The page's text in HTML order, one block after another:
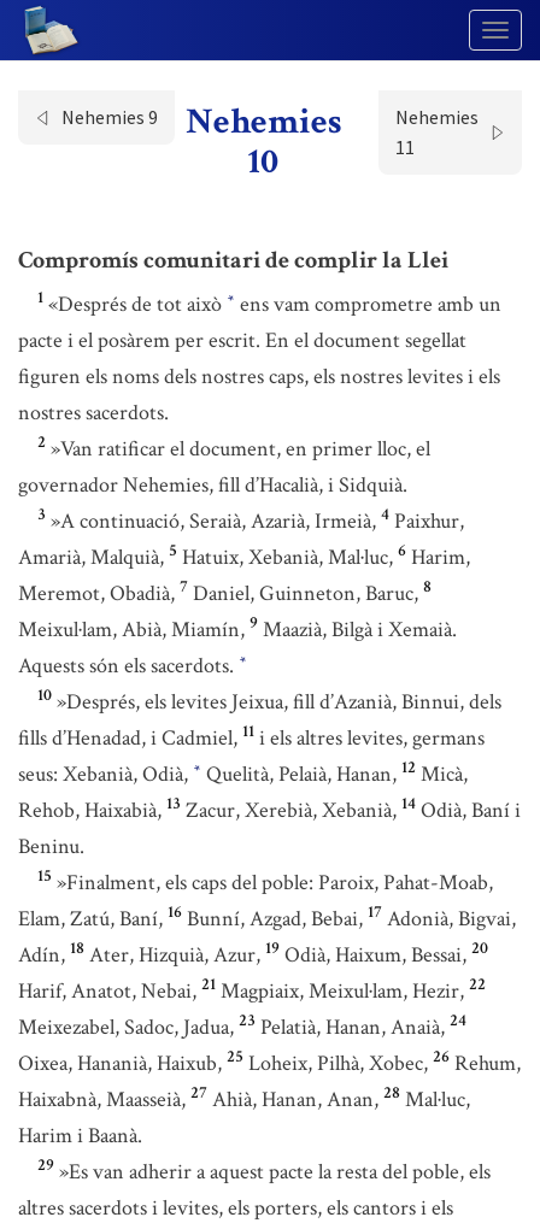
Nehemies 9
Nehemies
10
Nehemies
11
Compromís comunitari de complir la Llei
1 «Després de tot això * ens vam comprometre amb un
pacte i el posàrem per escrit. En el document segellat
figuren els noms dels nostres caps, els nostres levites i els
nostres sacerdots.
2 »Van ratificar el document, en primer lloc, el
governador Nehemies, fill d’Hacalià, i Sidquià.
3 »A continuació, Seraià, Azarià, Irmeià, 4 Paixhur,
Amarià, Malquià, 5 Hatuix, Xebanià, Mal·luc, 6 Harim,
Meremot, Obadià, 7 Daniel, Guinneton, Baruc, 8
Meixul·lam, Abià, Miamín, 9 Maazià, Bilgà i Xemaià.
Aquests són els sacerdots. *
10 »Després, els levites Jeixua, fill d’Azanià, Binnui, dels
fills d’Henadad, i Cadmiel, 11 i els altres levites, germans
seus: Xebanià, Odià, * Quelità, Pelaià, Hanan, 12 Micà,
Rehob, Haixabià, 13 Zacur, Xerebià, Xebanià, 14 Odià, Baní i
Beninu.
15 »Finalment, els caps del poble: Paroix, Pahat-Moab,
Elam, Zatú, Baní, 16 Bunní, Azgad, Bebai, 17 Adonià, Bigvai,
Adín, 18 Ater, Hizquià, Azur, 19 Odià, Haixum, Bessai, 20
Harif, Anatot, Nebai, 21 Magpiaix, Meixul·lam, Hezir, 22
Meixezabel, Sadoc, Jadua, 23 Pelatià, Hanan, Anaià, 24
Oixea, Hananià, Haixub, 25 Loheix, Pilhà, Xobec, 26 Rehum,
Haixabnà, Maasseià, 27 Ahià, Hanan, Anan, 28 Mal·luc,
Harim i Baanà.
29 »Es van adherir a aquest pacte la resta del poble, els
altres sacerdots i levites, els porters, els cantors i els